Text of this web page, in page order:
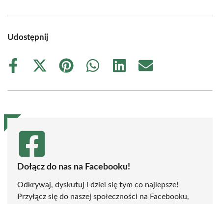
Udostępnij
Share
Share
(Twitter)
Share
Share
Share
Share
Dołącz do nas na Facebooku!
Odkrywaj, dyskutuj i dziel się tym co najlepsze!
Przyłącz się do naszej społeczności na Facebooku,